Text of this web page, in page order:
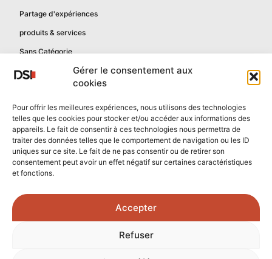
Gérer le consentement aux
cookies
Pour offrir les meilleures expériences, nous utilisons des technologies
telles que les cookies pour stocker et/ou accéder aux informations des
appareils. Le fait de consentir à ces technologies nous permettra de
traiter des données telles que le comportement de navigation ou les ID
uniques sur ce site. Le fait de ne pas consentir ou de retirer son
consentement peut avoir un effet négatif sur certaines caractéristiques
et fonctions.
Accepter
Refuser
Partage d'expériences
produits & services
Sans Catégorie
Mentions légales
Politique de confidentialité
Contactez-nous
Confidentialité reCAPTCHA
Conditions reCAPTCHA